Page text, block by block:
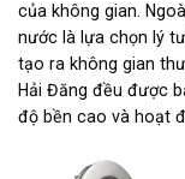
của không gian.
nước là lựa chọn lý
tạo ra không gian
Hải Đăng đều được
độ bền cao và hoạt